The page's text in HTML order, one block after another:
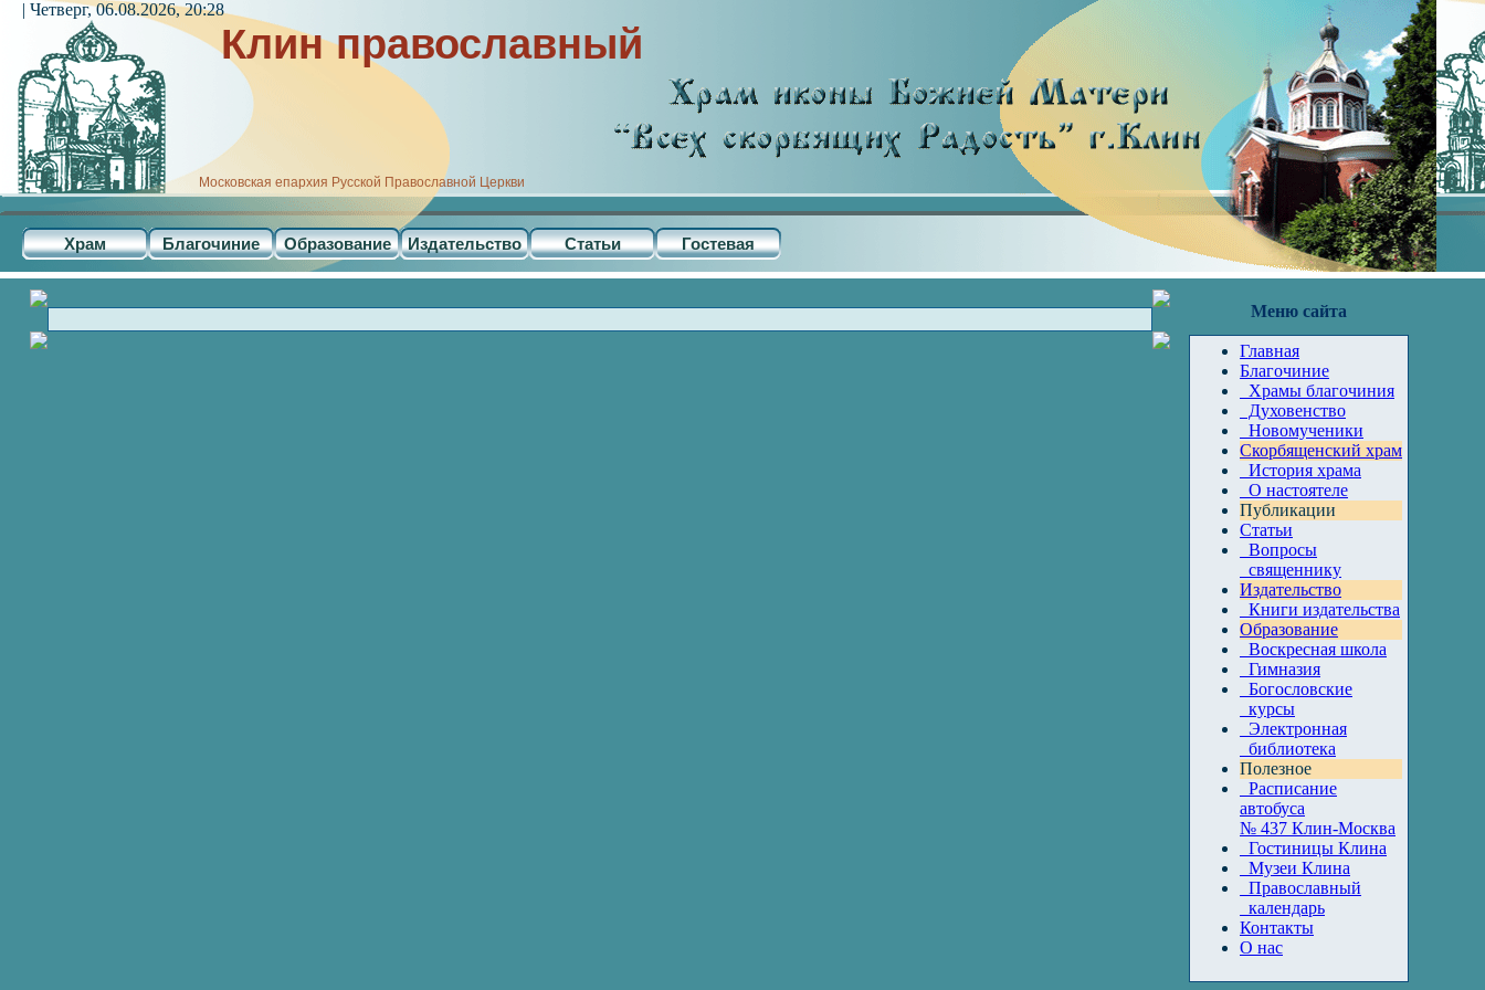
Клин православный
Московская епархия Русской Православной Церкви
Храм Благочиние Образование Издательство Статьи Гостевая
| Четверг, 06.08.2026, 20:28
Меню сайта
Главная
Благочиние
Храмы благочиния
Духовенство
Новомученики
Скорбященский храм
История храма
О настоятеле
Публикации
Статьи
Вопросы
священнику
Издательство
Книги издательства
Образование
Воскресная школа
Гимназия
Богословские
курсы
Электронная
библиотека
Полезное
Расписание
автобуса
№ 437 Клин-Москва
Гостиницы Клина
Музеи Клина
Православный
календарь
Контакты
О нас